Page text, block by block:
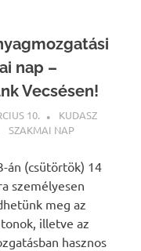
nap –
Vecsésen!
10.
KUDASZ
SZAKMAI NAP
án (csütörtök) 14
személyesen
meg az
illetve az
hasznos